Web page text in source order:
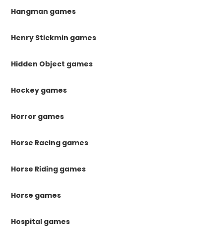
Hangman games
Henry Stickmin games
Hidden Object games
Hockey games
Horror games
Horse Racing games
Horse Riding games
Horse games
Hospital games